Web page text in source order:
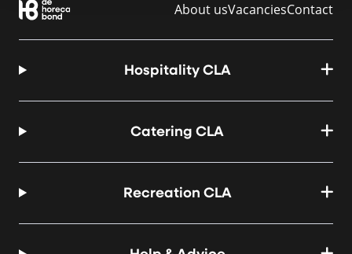
About usVacanciesContact
Hospitality CLA
Catering CLA
Recreation CLA